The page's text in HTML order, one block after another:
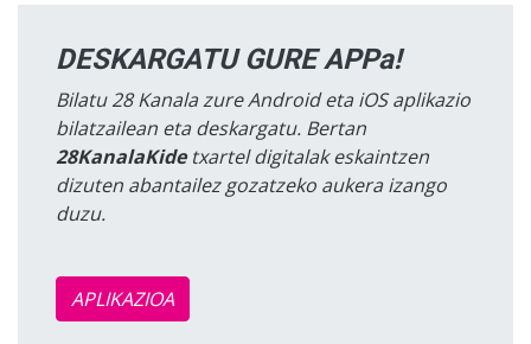
DESKARGATU GURE APPa!
Bilatu 28 Kanala zure Android eta iOS aplikazio
bilatzailean eta deskargatu. Bertan
28KanalaKidetxartel digitalak eskaintzen
dizuten abantailez gozatzeko aukera izango
duzu.
APLIKAZIOA